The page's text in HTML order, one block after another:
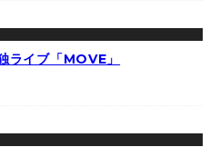
ライブ「MOVE」